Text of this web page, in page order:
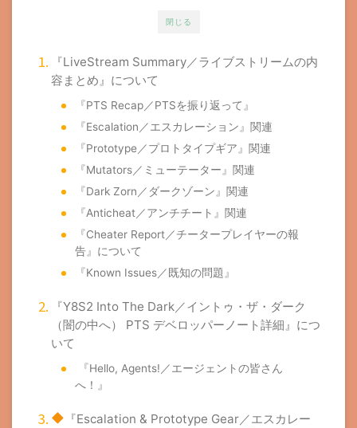
閉じる
『LiveStream Summary／ライブストリームの内
容まとめ』について
『PTS Recap／PTSを振り返って』
『Escalation／エスカレーション』関連
『Prototype／プロトタイプギア』関連
『Mutators／ミューテーター』関連
『Dark Zorn／ダークゾーン』関連
『Anticheat／アンチチート』関連
『Cheater Report／チータープレイヤーの報
告』について
『Known Issues／既知の問題』
『Y8S2 Into The Dark／イントゥ・ザ・ダーク
（闇の中へ） PTS デベロッパーノート詳細』につ
いて
『Hello, Agents!／エージェントの皆さん
へ！』
『Escalation & Prototype Gear／エスカレー